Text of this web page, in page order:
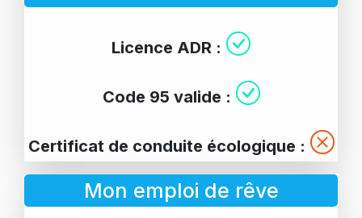
Licence ADR :
Code 95 valide :
Certificat de conduite écologique :
Mon emploi de rêve